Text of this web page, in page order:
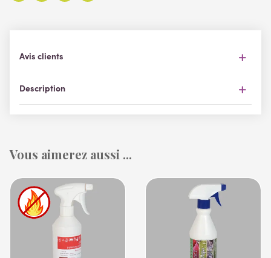
Description
Avis clients
Vous aimerez aussi ...